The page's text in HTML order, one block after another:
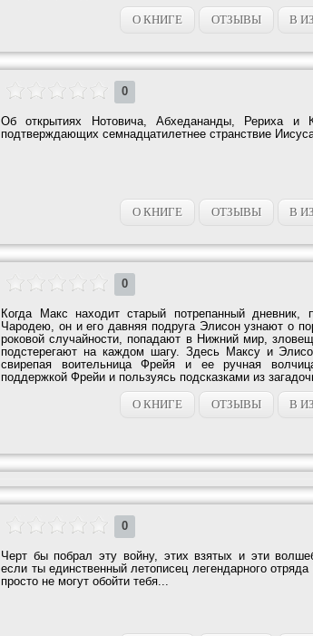
О КНИГЕ
ОТЗЫВЫ В
0
Об открытиях Нотовича, Абхедананды, Рериха и
подтверждающих семнадцатилетнее странствие Иисуса
О КНИГЕ ОТЗЫВЫ В
0
Когда Макс находит старый потрепанный дневник,
Чародею, он и его давняя подруга Элисон узнают о
роковой случайности, попадают в Нижний мир,
подстерегают на каждом шагу. Здесь Максу и
свирепая воительница Фрейя и ее ручная
поддержкой Фрейи и пользуясь подсказками из
О КНИГЕ
ОТЗЫВЫ В
0
Черт бы побрал эту войну, этих взятых и эти
если ты единственный летописец легендарного
просто не могут обойти тебя...